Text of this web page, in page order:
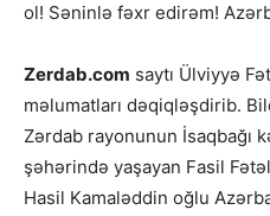
ol! Səninlə fəxr edirəm!
Zerdab.com saytı Ülviyyə
məlumatları dəqiqləşdirib.
Zərdab rayonunun İsaqbağı
şəhərində yaşayan Fasil
Hasil Kamaləddin oğlu